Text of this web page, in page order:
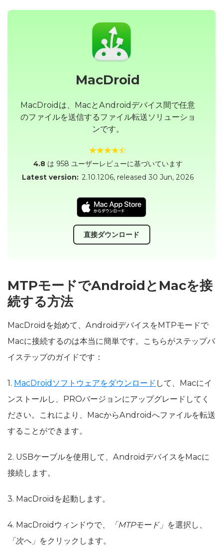
MacDroid
MacDroidは、MacとAndroidデバイス間で任意
のファイルを送信するファイル転送ソリューショ
ンです。
4.8 は 958 ユーザーレビューに基づいています
Latest version: 2.10.1206, released 30 Jun, 2026
直接ダウンロード
MTPモードでAndroidとMacを接
続する方法
MacDroidを始めて、AndroidデバイスをMTPモードで
Macに接続するのは本当に簡単です。こちらがステップバ
イステップのガイドです：
1. MacDroidソフトウェアをダウンロード して、Macにイ
ンストールし、PROバージョンにアップグレードしてく
ださい。これにより、MacからAndroidへファイルを転送
することができます。
2. USBケーブルを使用して、AndroidデバイスをMacに
接続します。
3. MacDroidを起動します。
4. MacDroidウィンドウで、 「MTPモード」 を選択し、
「次へ」 をクリックします。